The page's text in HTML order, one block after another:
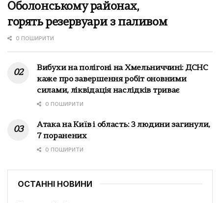
Оболонському районах,
горять резервуари з паливом
0 ПОШИРИТИ
Вибухи на полігоні на Хмельниччині: ДСНС
каже про завершення робіт оновними
силами, ліквідація наслідків триває
0 ПОШИРИТИ
Атака на Київ і область: 3 людини загинули,
7 поранених
0 ПОШИРИТИ
ОСТАННІ НОВИНИ